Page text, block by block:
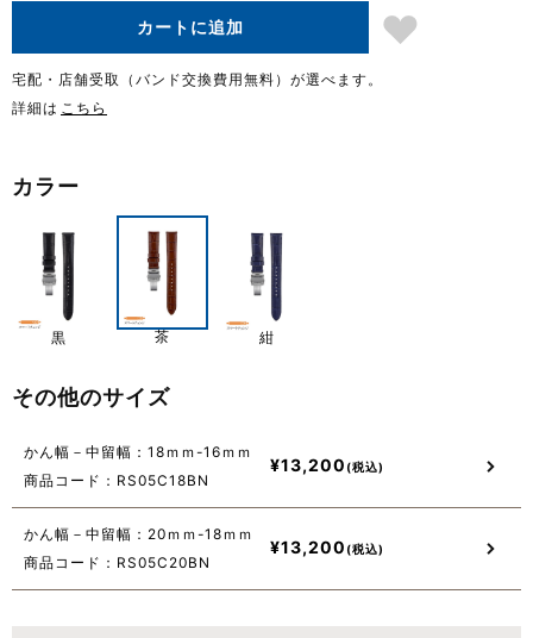
カートに追加
宅配・店舗受取（バンド交換費用無料）が選べます。
詳細は こちら
カラー
黒 茶 紺
その他のサイズ
かん幅－中留幅：18ｍｍ-16ｍｍ
商品コード：RS05C18BN
¥13,200
かん幅－中留幅：20ｍｍ-18ｍｍ
商品コード：RS05C20BN
¥13,200